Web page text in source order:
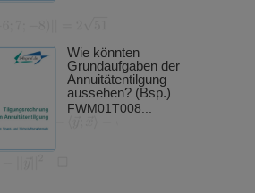
Wie könnten
Grundaufgaben der
Annuitätentilgung
aussehen? (Bsp.)
FWM01T008...